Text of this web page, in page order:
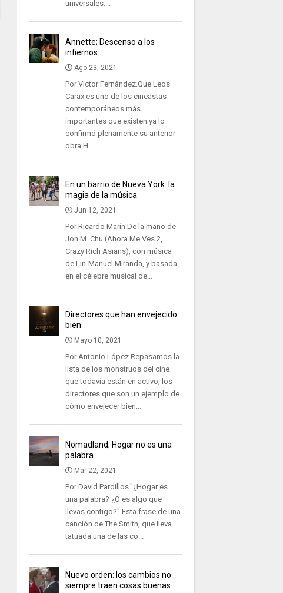
universales....
Annette; Descenso a los
infiernos
Ago 23, 2021
Por Victor Fernández.Que Leos
Carax es uno de los cineastas
contemporáneos más
importantes que existen ya lo
confirmó plenamente su anterior
obra H...
En un barrio de Nueva York: la
magia de la música
Jun 12, 2021
Por Ricardo Marín.De la mano de
Jon M. Chu (Ahora Me Ves 2,
Crazy Rich Asians), con música
de Lin-Manuel Miranda, y basada
en el célebre musical de...
Directores que han envejecido
bien
Mayo 10, 2021
Por Antonio López.Repasamos la
lista de los monstruos del cine
que todavía están en activo; los
directores que son un ejemplo de
cómo envejecer bien...
Nomadland; Hogar no es una
palabra
Mar 22, 2021
Por David Pardillos."¿Hogar es
una palabra? ¿O es algo que
llevas contigo?" Esta frase de una
canción de The Smith, que lleva
tatuada una de las co...
Nuevo orden: los cambios no
siempre traen cosas buenas